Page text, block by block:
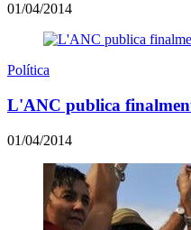
01/04/2014
Política
L'ANC publica
01/04/2014